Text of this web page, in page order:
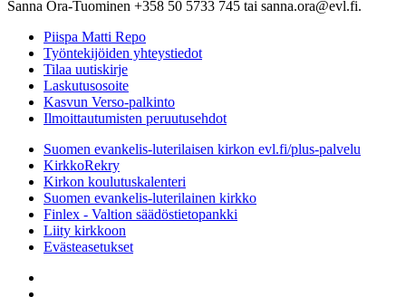
Sanna Ora-Tuominen +358 50 5733 745 tai sanna.ora@evl.fi.
Piispa Matti Repo
Työntekijöiden yhteystiedot
Tilaa uutiskirje
Laskutusosoite
Kasvun Verso-palkinto
Ilmoittautumisten peruutusehdot
Suomen evankelis-luterilaisen kirkon evl.fi/plus-palvelu
KirkkoRekry
Kirkon koulutuskalenteri
Suomen evankelis-luterilainen kirkko
Finlex - Valtion säädöstietopankki
Liity kirkkoon
Evästeasetukset